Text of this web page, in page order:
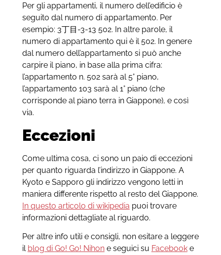
Per gli appartamenti, il numero dell’edificio è
seguito dal numero di appartamento. Per
esempio: 3丁目 -3-13 502. In altre parole, il
numero di appartamento qui è il 502. In genere
dal numero dell’appartamento si può anche
carpire il piano, in base alla prima cifra:
l’appartamento n. 502 sarà al 5° piano,
l’appartamento 103 sarà al 1° piano (che
corrisponde al piano terra in Giappone), e così
via.
Eccezioni
Come ultima cosa, ci sono un paio di eccezioni
per quanto riguarda l’indirizzo in Giappone. A
Kyoto e Sapporo gli indirizzo vengono letti in
maniera differente rispetto al resto del Giappone.
In questo articolo di wikipedia puoi trovare
informazioni dettagliate al riguardo.
Per altre info utili e consigli, non esitare a leggere
il blog di Go! Go! Nihon e seguici su Facebooke